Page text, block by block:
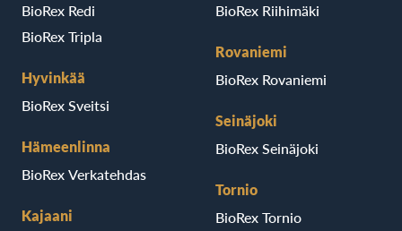
BioRex Redi
BioRex Tripla
Hyvinkää
BioRex Sveitsi
Hämeenlinna
BioRex Verkatehdas
Kajaani
BioRex Riihimäki
Rovaniemi
BioRex Rovaniemi
Seinäjoki
BioRex Seinäjoki
Tornio
BioRex Tornio